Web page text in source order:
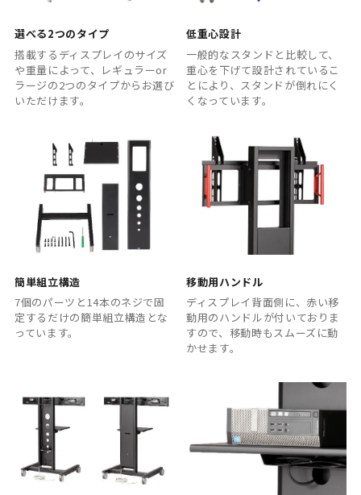
選べる2つのタイプ
搭載するディスプレイのサイズ
や重量によって、レギュラーor
ラージの2つのタイプからお選び
いただけます。
低重心設計
一般的なスタンドと比較して、
重心を下げて設計されているこ
とにより、スタンドが倒れにく
くなっています。
簡単組立構造
7個のパーツと14本のネジで固
定するだけの簡単組立構造とな
っています。
移動用ハンドル
ディスプレイ背面側に、赤い移
動用のハンドルが付いておりま
すので、移動時もスムーズに動
かせます。